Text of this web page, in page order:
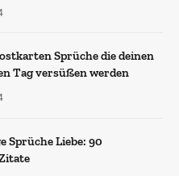
Sprüche die deinen
Tag versüßen werden
Sprüche Liebe: 90